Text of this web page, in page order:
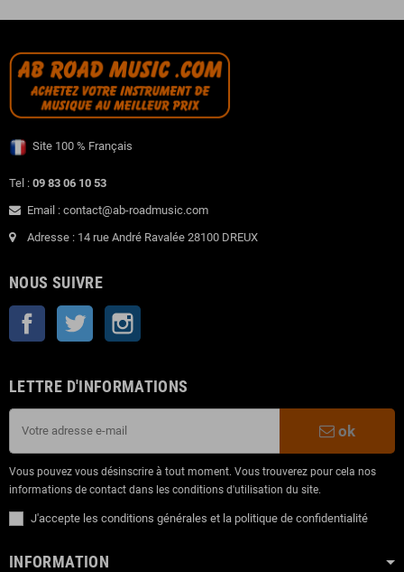
Site 100 % Français
Tel : 09 83 06 10 53
Email : contact@ab-roadmusic.com
Adresse : 14 rue André Ravalée 28100 DREUX
NOUS SUIVRE
Facebook Twitter
LETTRE D'INFORMATIONS
ok
Vous pouvez vous désinscrire à tout moment. Vous trouverez pour cela nos
informations de contact dans les conditions d'utilisation du site.
J'accepte les conditions générales et la politique de confidentialité
INFORMATION